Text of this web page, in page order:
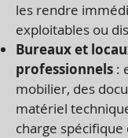
les rendre
exploitables ou
Bureaux et
professionnels :
mobilier, des
matériel
charge